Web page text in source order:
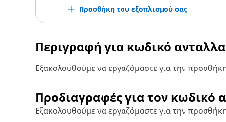
Προσθήκη του εξοπλισμού σας
Περιγραφή για κωδικό
Εξακολουθούμε να εργαζόμαστε για την
Προδιαγραφές για τον κωδικό
Εξακολουθούμε να εργαζόμαστε για την